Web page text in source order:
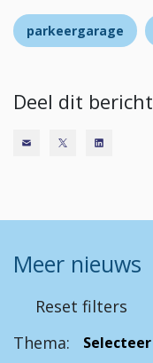
parkeergarage
Deel dit bericht
Meer nieuws
Reset filters
Thema: